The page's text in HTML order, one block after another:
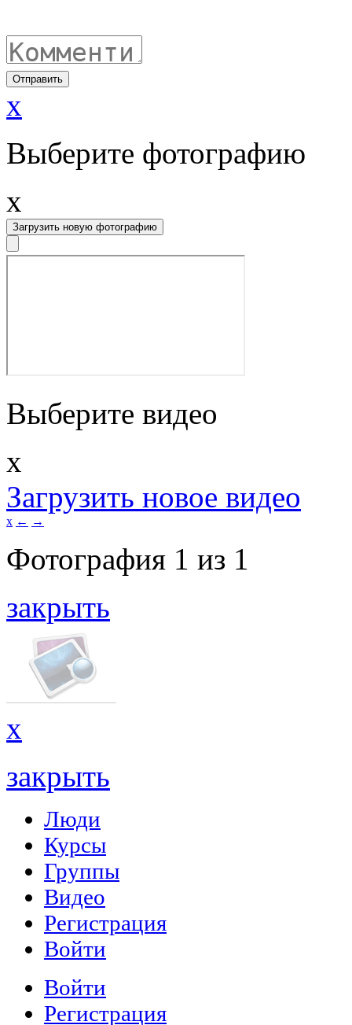
Отправить
x
Выберите фотографию
x
Загрузить новую фотографию
Выберите видео
x
Загрузить новое видео
x ← →
Фотография 1 из 1
закрыть
x
закрыть